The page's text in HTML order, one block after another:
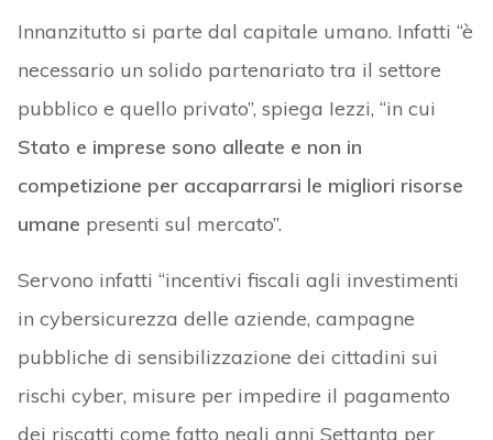
Innanzitutto si parte dal capitale umano. Infatti “è
necessario un solido partenariato tra il settore
pubblico e quello privato”, spiega Iezzi, “in cui
Stato e imprese sono alleate e non in
competizione per accaparrarsi le migliori risorse
umane presenti sul mercato”.
Servono infatti “incentivi fiscali agli investimenti
in cybersicurezza delle aziende, campagne
pubbliche di sensibilizzazione dei cittadini sui
rischi cyber, misure per impedire il pagamento
dei riscatti come fatto negli anni Settanta per